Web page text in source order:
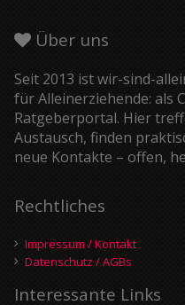
Über uns
Seit 2013 ist wir-sind-
für Alleinerziehende: als
Ratgeberportal. Hier
Austausch, finden
neue Kontakte – offen,
Rechtliches
Impressum / Kontakt
Datenschutz / AGBs
Interessante Links